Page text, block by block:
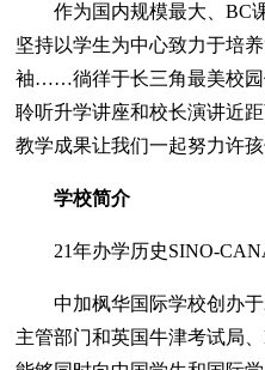
作为国内规模最大、BC
坚持以学生为中心致力于培
袖……徜徉于长三角最美校园
聆听升学讲座和校长演讲近
教学成果让我们一起努力许
学校简介
21年办学历史SINO-
中加枫华国际学校创办于
主管部门和英国牛津考试局、